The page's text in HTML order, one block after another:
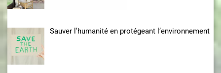
Sauver l’humanité en protégeant l’environnement